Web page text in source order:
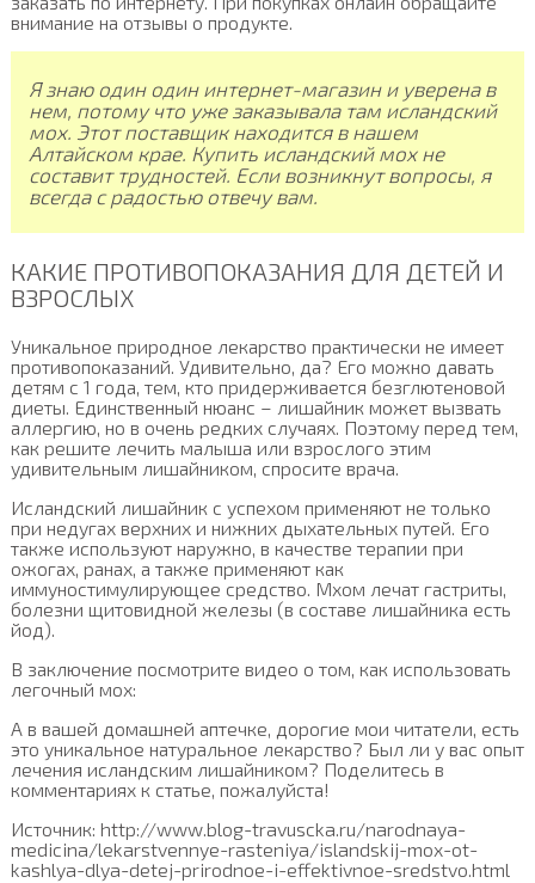
внимание на отзывы о продукте.
Я знаю один один интернет-магазин и уверена в
нем, потому что уже заказывала там исландский
мох. Этот поставщик находится в нашем
Алтайском крае. Купить исландский мох не
составит трудностей. Если возникнут вопросы, я
всегда с радостью отвечу вам.
КАКИЕ ПРОТИВОПОКАЗАНИЯ ДЛЯ ДЕТЕЙ И
ВЗРОСЛЫХ
Уникальное природное лекарство практически не имеет
противопоказаний. Удивительно, да? Его можно давать
детям с 1 года, тем, кто придерживается безглютеновой
диеты. Единственный нюанс – лишайник может вызвать
аллергию, но в очень редких случаях. Поэтому перед тем,
как решите лечить малыша или взрослого этим
удивительным лишайником, спросите врача.
Исландский лишайник с успехом применяют не только
при недугах верхних и нижних дыхательных путей. Его
также используют наружно, в качестве терапии при
ожогах, ранах, а также применяют как
иммуностимулирующее средство. Мхом лечат гастриты,
болезни щитовидной железы (в составе лишайника есть
йод).
В заключение посмотрите видео о том, как использовать
легочный мох:
А в вашей домашней аптечке, дорогие мои читатели, есть
это уникальное натуральное лекарство? Был ли у вас опыт
лечения исландским лишайником? Поделитесь в
комментариях к статье, пожалуйста!
Источник: http://www.blog-travuscka.ru/narodnaya-
medicina/lekarstvennye-rasteniya/islandskij-mox-ot-
kashlya-dlya-detej-prirodnoe-i-effektivnoe-sredstvo.html